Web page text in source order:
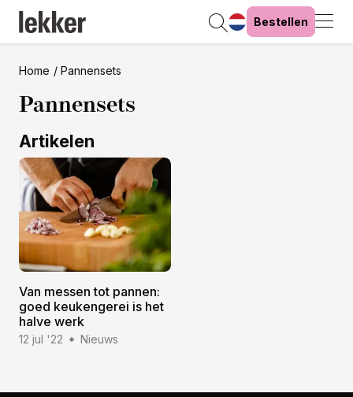
Bestellen
Home Pannensets
Pannensets
Artikelen
Van messen tot pannen:
goed keukengerei is het
halve werk
12 jul '22 Nieuws